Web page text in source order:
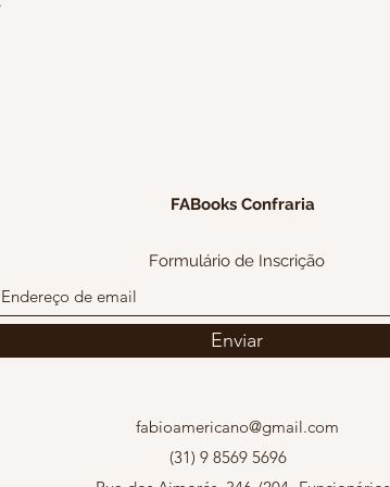
FABooks Confraria
Formulário de Inscrição
Enviar
fabioamericano@gmail.com
(31) 9 8569 5696